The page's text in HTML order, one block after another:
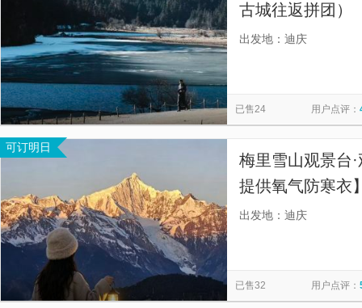
古城往返拼团）
（私咨询服），
出发地：迪庆
已售24 用户点评：
可订明日
梅里雪山观景台
提供氧气防寒衣
瓶氧气+提供防
出发地：迪庆
已售32 用户点评：